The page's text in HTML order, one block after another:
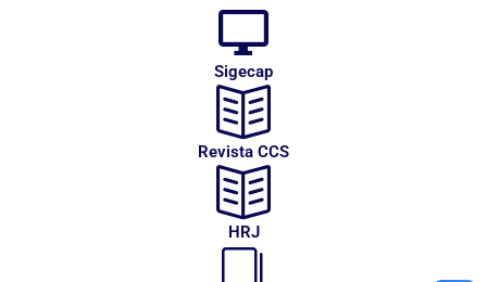
Sigecap
Revista CCS
HRJ